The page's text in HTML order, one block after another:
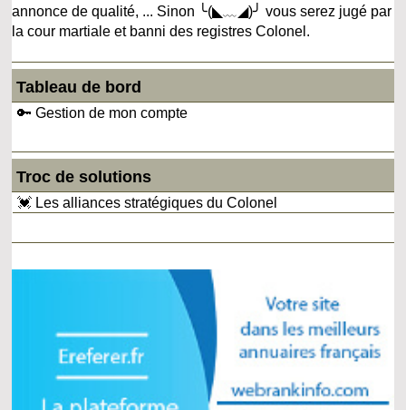
annonce de qualité, ... Sinon ╰(◣﹏◢)╯ vous serez jugé par
la cour martiale et banni des registres Colonel.
Tableau de bord
🔑 Gestion de mon compte
Troc de solutions
💓 Les alliances stratégiques du Colonel